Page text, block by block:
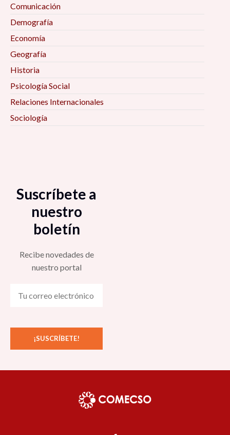
Comunicación
Demografía
Economía
Geografía
Historia
Psicología Social
Relaciones Internacionales
Sociología
Suscríbete a
nuestro
boletín
Recibe novedades de
nuestro portal